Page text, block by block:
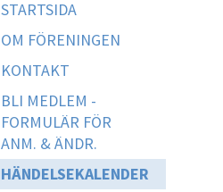
STARTSIDA
OM FÖRENINGEN
KONTAKT
BLI MEDLEM -
FORMULÄR FÖR
ANM. & ÄNDR.
HÄNDELSEKALENDER